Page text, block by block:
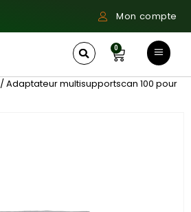
Mon compte
0
/ Adaptateur multisupportscan 100 pour